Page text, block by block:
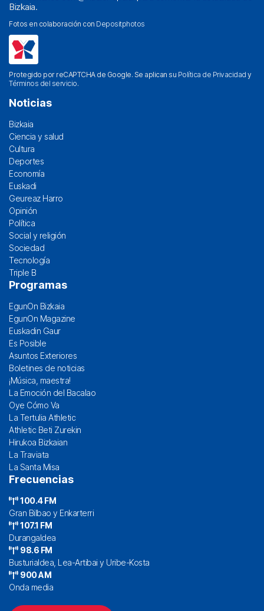
Bizkaia.
Fotos en colaboración con Depositphotos
Protegido por reCAPTCHA de Google. Se aplican su Política de Privacidad y
Términos del servicio.
Noticias
Bizkaia
Ciencia y salud
Cultura
Deportes
Economía
Euskadi
Geureaz Harro
Opinión
Política
Social y religión
Sociedad
Tecnología
Triple B
Programas
EgunOn Bizkaia
EgunOn Magazine
Euskadin Gaur
Es Posible
Asuntos Exteriores
Boletines de noticias
¡Música, maestra!
La Emoción del Bacalao
Oye Cómo Va
La Tertulia Athletic
Athletic Beti Zurekin
Hirukoa Bizkaian
La Traviata
La Santa Misa
Frecuencias
100.4 FM
Gran Bilbao y Enkarterri
107.1 FM
Durangaldea
98.6 FM
Busturialdea, Lea-Artibai y Uribe-Kosta
900 AM
Onda media